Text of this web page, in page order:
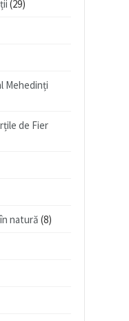
(29)
Mehedinți
de Fier
natură (8)